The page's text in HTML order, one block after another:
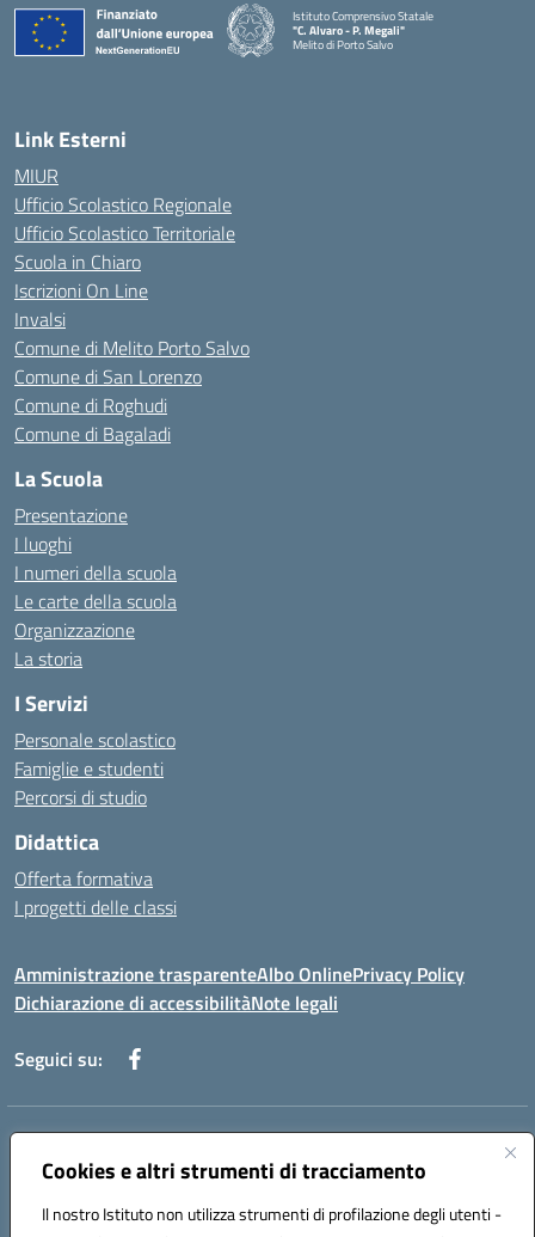
Cookies e altri strumenti di tracciamento
Il nostro Istituto non utilizza strumenti di profilazione degli utenti -
Istituto Comprensivo Statale
"C. Alvaro - P. Megali"
Melito di Porto Salvo
Link Esterni
MIUR
Ufficio Scolastico Regionale
Ufficio Scolastico Territoriale
Scuola in Chiaro
Iscrizioni On Line
Invalsi
Comune di Melito Porto Salvo
Comune di San Lorenzo
Comune di Roghudi
Comune di Bagaladi
La Scuola
Presentazione
I luoghi
I numeri della scuola
Le carte della scuola
Organizzazione
La storia
I Servizi
Personale scolastico
Famiglie e studenti
Percorsi di studio
Didattica
Offerta formativa
I progetti delle classi
Amministrazione trasparenteAlbo OnlinePrivacy Policy
Dichiarazione di accessibilitàNote legali
Seguici su:
Indirizzo:
Centralino:+39 0965 78 12 60 Email:rcic841003@istruzione.it